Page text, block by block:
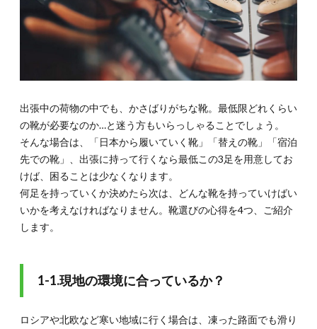
1.2.
1-
2.TPO
に合っ
1-3.歩
きやす
いか？
1.4.
1-4.リ
ラック
スタイ
ム用を
2.
外出張
出張中の荷物の中でも、かさばりがちな靴。最低限どれくらい
の靴が必要なのか…と迷う方もいらっしゃることでしょう。
そんな場合は、「日本から履いていく靴」「替えの靴」「宿泊
先での靴」、出張に持って行くなら最低この3足を用意してお
けば、困ることは少なくなります。
何足を持っていくか決めたら次は、どんな靴を持っていけばい
いかを考えなければなりません。靴選びの心得を4つ、ご紹介
します。
1-1.現地の環境に合っているか？
ロシアや北欧など寒い地域に行く場合は、凍った路面でも滑り